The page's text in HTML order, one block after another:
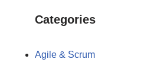
Categories
Agile & Scrum